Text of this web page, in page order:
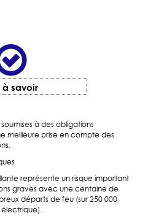
à savoir
à des obligations
meilleure prise en compte des
représente un risque important
graves avec une centaine de
départs de feu (sur 250 000
électrique).